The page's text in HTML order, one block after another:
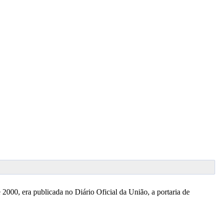
era publicada no Diário Oficial da União, a portaria de